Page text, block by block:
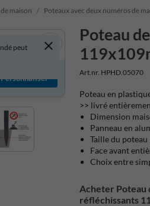
maison Poteaux avec deux numéros de
Poteau
Art.nr. HPHD.05070
peut
Personnaliser
Poteau en
>> livré
Dimension
Panneau en
Taille du
Face avant
Choix entre
Acheter Poteau
réfléchissants